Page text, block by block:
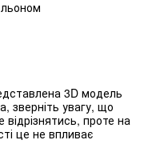
3D модель
зверніть увагу, що
відрізнятись, проте на
це не впливає